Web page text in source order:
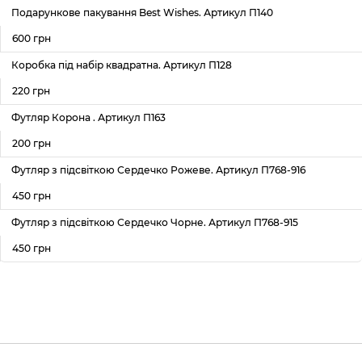
Подaрункове пакування Best Wishes. Артикул П140
600 грн
Коробка під набір квадратна. Артикул П128
220 грн
Футляр Корона . Артикул П163
200 грн
Футляр з підсвіткою Сердечко Рожеве. Артикул П768-916
450 грн
Футляр з підсвіткою Сердечко Чорне. Артикул П768-915
450 грн